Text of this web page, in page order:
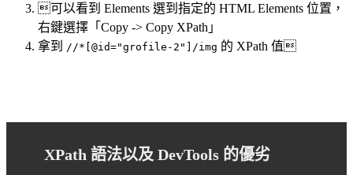
可以看到 Elements 選到指定的 HTML Elements 位置，
右鍵選擇「Copy -> Copy XPath」
拿到
//*[@id="grofile-2"]/img 的 XPath 值
XPath 語法以及 DevTools 的優劣